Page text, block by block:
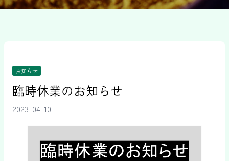
お知らせ
臨時休業のお知らせ
2023-04-10